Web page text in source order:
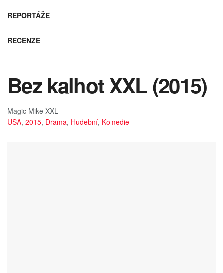
REPORTÁŽE
RECENZE
Bez kalhot XXL (2015)
Magic Mike XXL
USA, 2015, Drama, Hudební, Komedie